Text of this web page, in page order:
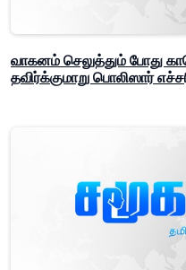
வாகனம் செலுத்தும் போது
தவிர்க்குமாறு பொலிஸார்